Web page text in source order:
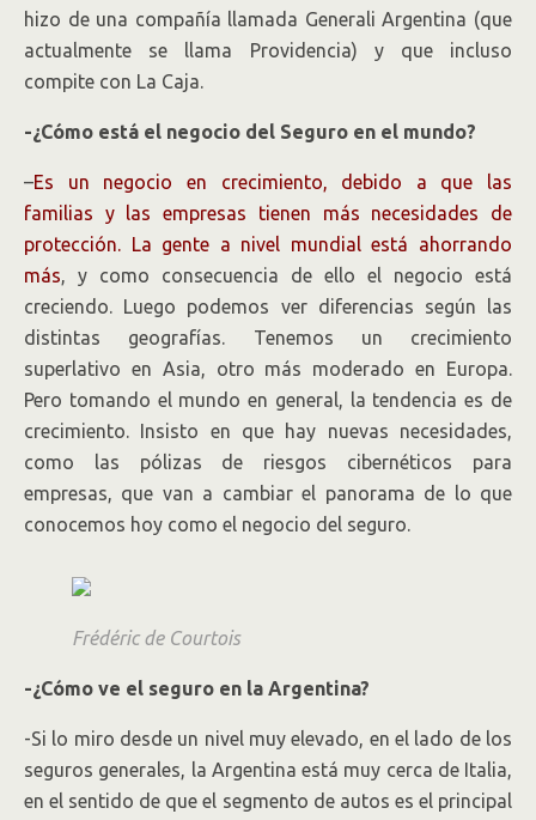
hizo de una compañía llamada Generali Argentina (que
actualmente se llama Providencia) y que incluso
compite con La Caja.
-¿Cómo está el negocio del Seguro en el mundo?
–Es un negocio en crecimiento, debido a que las
familias y las empresas tienen más necesidades de
protección. La gente a nivel mundial está ahorrando
más, y como consecuencia de ello el negocio está
creciendo. Luego podemos ver diferencias según las
distintas geografías. Tenemos un crecimiento
superlativo en Asia, otro más moderado en Europa.
Pero tomando el mundo en general, la tendencia es de
crecimiento. Insisto en que hay nuevas necesidades,
como las pólizas de riesgos cibernéticos para
empresas, que van a cambiar el panorama de lo que
conocemos hoy como el negocio del seguro.
Frédéric de Courtois
-¿Cómo ve el seguro en la Argentina?
-Si lo miro desde un nivel muy elevado, en el lado de los
seguros generales, la Argentina está muy cerca de Italia,
en el sentido de que el segmento de autos es el principal